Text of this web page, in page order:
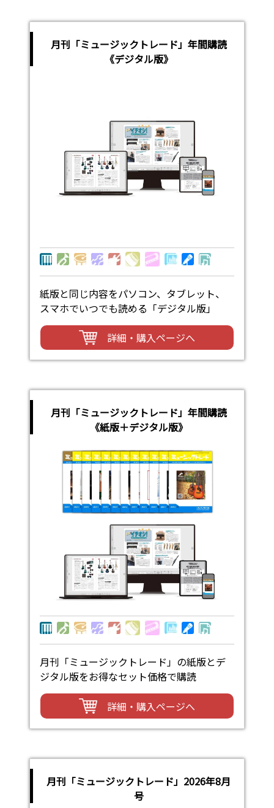
月刊「ミュージックトレード」年間購読
《デジタル版》
紙版と同じ内容をパソコン、タブレット、
スマホでいつでも読める「デジタル版」
詳細・購入ページへ
月刊「ミュージックトレード」年間購読
《紙版＋デジタル版》
月刊「ミュージックトレード」の紙版とデ
ジタル版をお得なセット価格で購読
詳細・購入ページへ
月刊「ミュージックトレード」2026年8月
号